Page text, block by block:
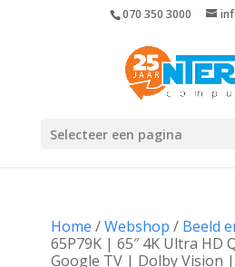
070 350 3000
Selecteer een pagina
Home /Webshop / Beeld
65P79K | 65″ 4K Ultra HD
Google TV | Dolby Vision |